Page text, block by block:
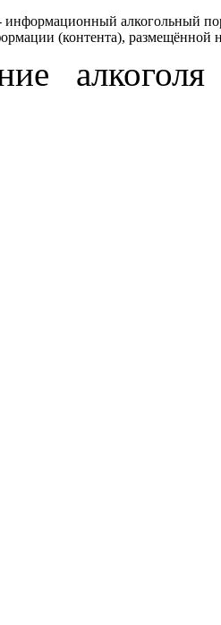
информационный алкогольный
(контента), размещённой